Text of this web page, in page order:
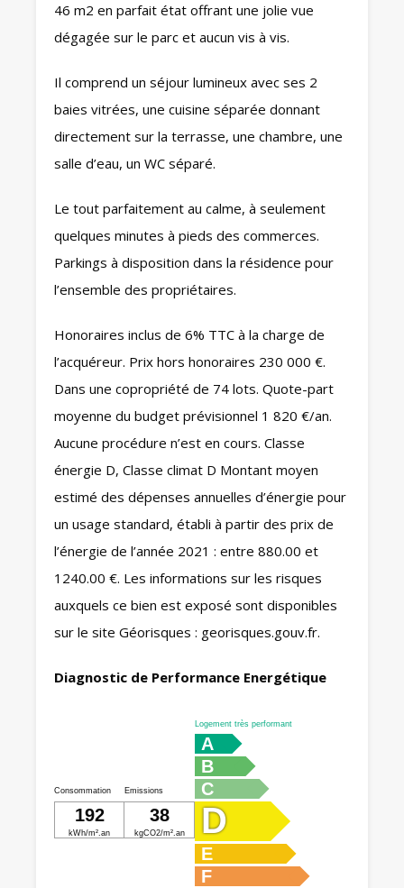
46 m2 en parfait état offrant une jolie vue
dégagée sur le parc et aucun vis à vis.
Il comprend un séjour lumineux avec ses 2
baies vitrées, une cuisine séparée donnant
directement sur la terrasse, une chambre, une
salle d’eau, un WC séparé.
Le tout parfaitement au calme, à seulement
quelques minutes à pieds des commerces.
Parkings à disposition dans la résidence pour
l’ensemble des propriétaires.
Honoraires inclus de 6% TTC à la charge de
l’acquéreur. Prix hors honoraires 230 000 €.
Dans une copropriété de 74 lots. Quote-part
moyenne du budget prévisionnel 1 820 €/an.
Aucune procédure n’est en cours. Classe
énergie D, Classe climat D Montant moyen
estimé des dépenses annuelles d’énergie pour
un usage standard, établi à partir des prix de
l’énergie de l’année 2021 : entre 880.00 et
1240.00 €. Les informations sur les risques
auxquels ce bien est exposé sont disponibles
sur le site Géorisques : georisques.gouv.fr.
Diagnostic de Performance Energétique
Consommation
192
kWh/m².an
Emissions
38
kgCO2/m².an
Logement très performant
A
B
C
D
E
F